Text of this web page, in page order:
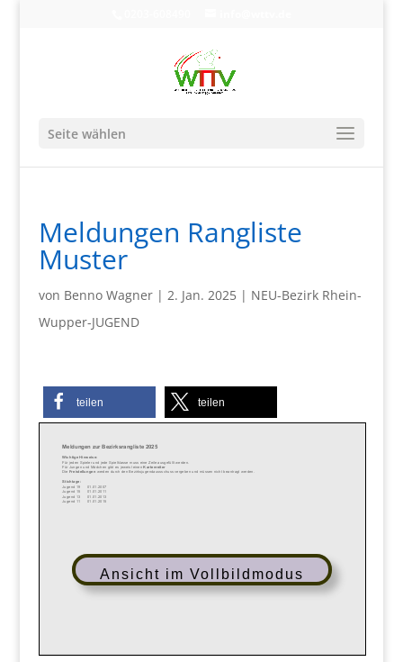
Seite wählen
Meldungen Rangliste
Muster
von Benno Wagner| 2. Jan. 2025| NEU-Bezirk Rhein-
Wupper-JUGEND
teilen teilen
Ansicht im Vollbildmodus